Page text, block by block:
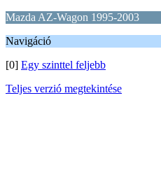
Mazda AZ-Wagon 1995-2003
Navigáció
[0] Egy szinttel feljebb
Teljes verzió megtekintése